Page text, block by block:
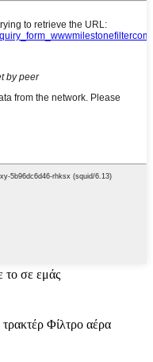
το σε εμάς